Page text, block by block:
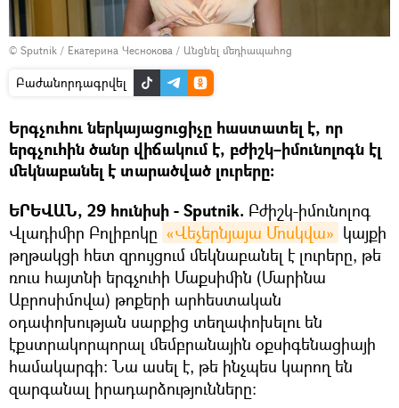
© Sputnik / Екатерина Чеснокова / Անցնել մեդիապահոց
Բաժանորդագրվել
Երգչուհու ներկայացուցիչը հաստատել է, որ
երգչուհին ծանր վիճակում է, բժիշկ–իմունոլոգն էլ
մեկնաբանել է տարածված լուրերը։
ԵՐԵՎԱՆ, 29 հունիսի - Sputnik. Բժիշկ-իմունոլոգ
Վլադիմիր Բոլիբոկը «Վեչերնյայա Մոսկվա» կայքի
թղթակցի հետ զրույցում մեկնաբանել է լուրերը, թե
ռուս հայտնի երգչուհի Մաքսիմին (Մարինա
Աբրոսիմովա) թոքերի արհեստական
օդափոխության սարքից տեղափոխելու են
էքստրակորպորալ մեմբրանային օքսիգենացիայի
համակարգի։ Նա ասել է, թե ինչպես կարող են
զարգանալ իրադարձությունները։